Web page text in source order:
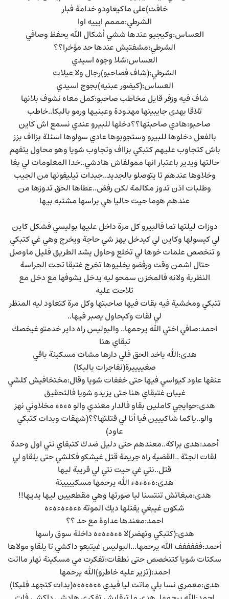
خافت)على ماكيعاودو خدامة فبار
الشرطي:مممم ايييه اوا
العساس:وكيجيو عندها ششي أشكال الله يحفظ وصافي
الشرطي:مشفتيش عندها حد مؤخرا؟؟
العساس:شلا وجوه اسيدي
الشرطي:(شاف فصاحبو)رجال ولا عيلات
العساس:(كيضور عبنيه)بجوج اسيدي
شاف فيه وزفر قايل مخاطب صاحبو:كمل معاه نشوف بلانها
تلاقا بهدى جايبينها مهدودة وعينيها ورمو بالبكا..خاطب
صاحبو:هادي صاحبتها؟؟دخلها للبيرو عندي نسمع اش كاين
بالفعل دخلوها للبيرو وستجوبوها عادي سولوها اسئلة بزااف بزز
باش كتجاوب عليهم كتبكي بزااف وتجاوب شويا وهو محاول يتفهم
حالتها ويدير باعتبار انها ممولفاش هادشي..خدا المعلومات لي بغا
وخلاوها عندهم تا يتوصلو بالجديد..جبدات تيليفونها من الجيب
وطلبات اذن تدوز مكالمة لكن رفض..عطاها الحق تدوزها من
عندهم هوما حيت حاليا هي براسها مشتبه بيها
دوزات ليلتها تما فالبيرو كل مرة داخل عليها بوليسي فشكل كاين
لي كيسولها وكاين لي كيدخل يهز شي حاجة ويخرج وهي غي كتبكي
و تنخصص علمات خوها لي تخلع وحاول يشد الطريق فليل ماوصل
حتال اشمن وقت ورفضو يخليوها تخرج غتبقا تحت الحراسة
النظرية ولانه فالمخزن سمحو ليه يدخل يشوفها مع دخل مع
تلاحت عليه
تتبكي ومخشية فيه بقات فيها صاحبتها وكل مرة كتعاود ليه المنظر
لي لقات وكيحاول يصبر فيها..
احمد:صافي اختي الله يرحمها.. والبوليس راه داير خدمتو غيخصك
تبقاي هنا
هدى:الله ياخد الحق فلي دارها مشات مسكينة باقي
صغييييرة(نفاجرات بالبكا)
عنقها عاود كيواسي فيها حتى خففات شويا وقال:مختخافيش كلشي
غيبان غتبقاي هنا حتى يزيدو شويا فالتحقيق
هدى:حوايجي كاملين بقاو فالدار معندي والو هءهء مخلاوني نهز
والو..ياكما شاكييين فيا أنا لي قتلتها؟؟(شهقات وبدات كتبكي
عاود)
أحمد:هدى براكة..معندهم حتى دليل ضدك كتبقاي نتي اول وحدة
لقات الجثة ..القضية راه جريمة قتل غيشكو فكلشي حتى يلقاو لي
قتل..نتي غي حيت نتي لي قريبة ليها
هدى:هءهءهء الله يرحمها مسكيييينة
هدى:مبغاتش تنتسنا ليا صورتها وهي مقطعيين ليها يديها!!
شكون غيبغي يقتلها ديك الموتة هءهءهءهءه
احمد:معندها عداوة مع حد ؟؟
هدى:(كتبكي وتهضر)لا هءهءهءه داخلة سوق راسها
أحمد:فففففف الله يرحمها...البوليس غيتبعو داكشي تا يلقاو مولاها
سكتات شويا كتنخصص حتى نطقات:تفكرت مي مسكينة نهار مااتت
احمد:(تزير عليه خاطرو)الله يرحمها
هدى:معمري نسا بلي ماتت ليا فيدي هءهءهءه(بدات كتجهد فلبكا)